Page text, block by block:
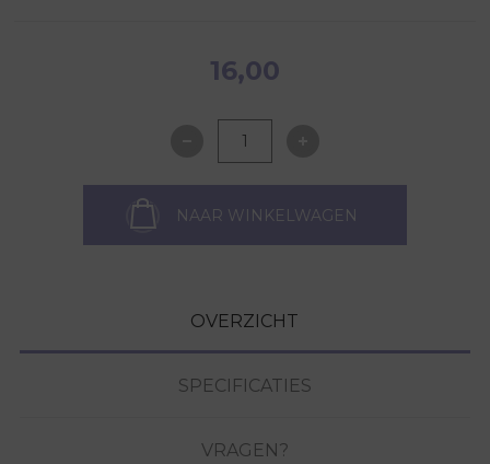
16,00
NAAR WINKELWAGEN
OVERZICHT
SPECIFICATIES
VRAGEN?